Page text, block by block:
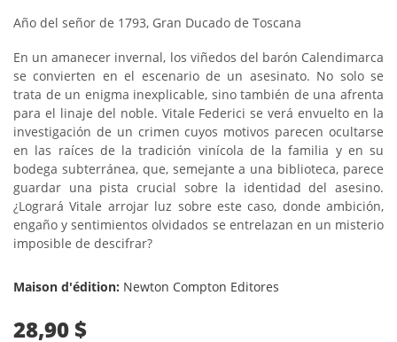
Año del señor de 1793, Gran Ducado de Toscana
En un amanecer invernal, los viñedos del barón Calendimarca
se convierten en el escenario de un asesinato. No solo se
trata de un enigma inexplicable, sino también de una afrenta
para el linaje del noble. Vitale Federici se verá envuelto en la
investigación de un crimen cuyos motivos parecen ocultarse
en las raíces de la tradición vinícola de la familia y en su
bodega subterránea, que, semejante a una biblioteca, parece
guardar una pista crucial sobre la identidad del asesino.
¿Logrará Vitale arrojar luz sobre este caso, donde ambición,
engaño y sentimientos olvidados se entrelazan en un misterio
imposible de descifrar?
Maison d'édition: Newton Compton Editores
28,90 $